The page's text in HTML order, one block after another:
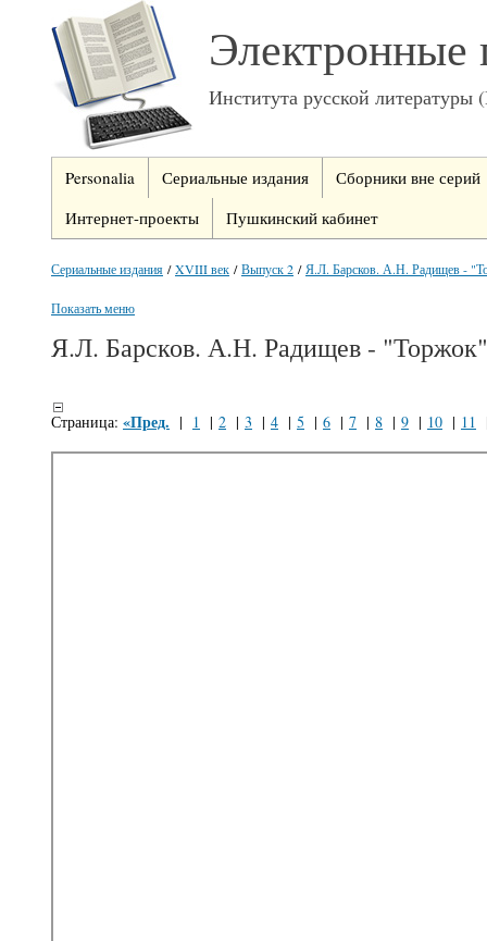
Электронные
Института русской
Personalia Сериальные издания
Сборники вне серий
Интернет-проекты
Пушкинский кабинет
Сериальные издания /XVIII век /Выпуск 2 / Я.Л. Барсков. А.Н. Радищев -
Показать меню
Я.Л. Барсков. А.Н. Радищев - "Торжок"
Страница: «Пред. | 1 | 2 | 3 | 4 | 5 | 6 | 7 | 8 | 9 | 10 | 11